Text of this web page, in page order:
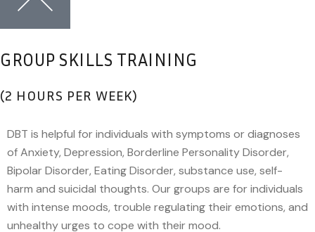
GROUP SKILLS TRAINING
(2 HOURS PER WEEK)
DBT is helpful for individuals with symptoms or diagnoses
of Anxiety, Depression, Borderline Personality Disorder,
Bipolar Disorder, Eating Disorder, substance use, self-
harm and suicidal thoughts. Our groups are for individuals
with intense moods, trouble regulating their emotions, and
unhealthy urges to cope with their mood.